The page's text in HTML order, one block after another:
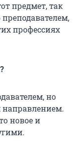
предмет, так
профессиях
но
направлением.
новое и